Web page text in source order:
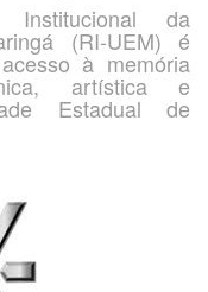
da
(RI-UEM) é
à memória
artística e
Estadual de